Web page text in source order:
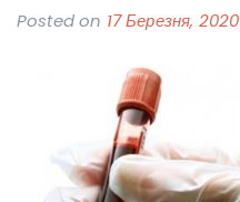
Posted on 17 Березня, 2020